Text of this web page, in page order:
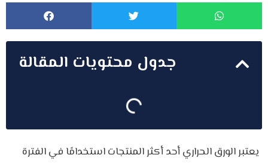
جدول محتويات المقالة
يعتبر الورق الحراري أحد أكثر المنتجات استخدامًا في الفترة